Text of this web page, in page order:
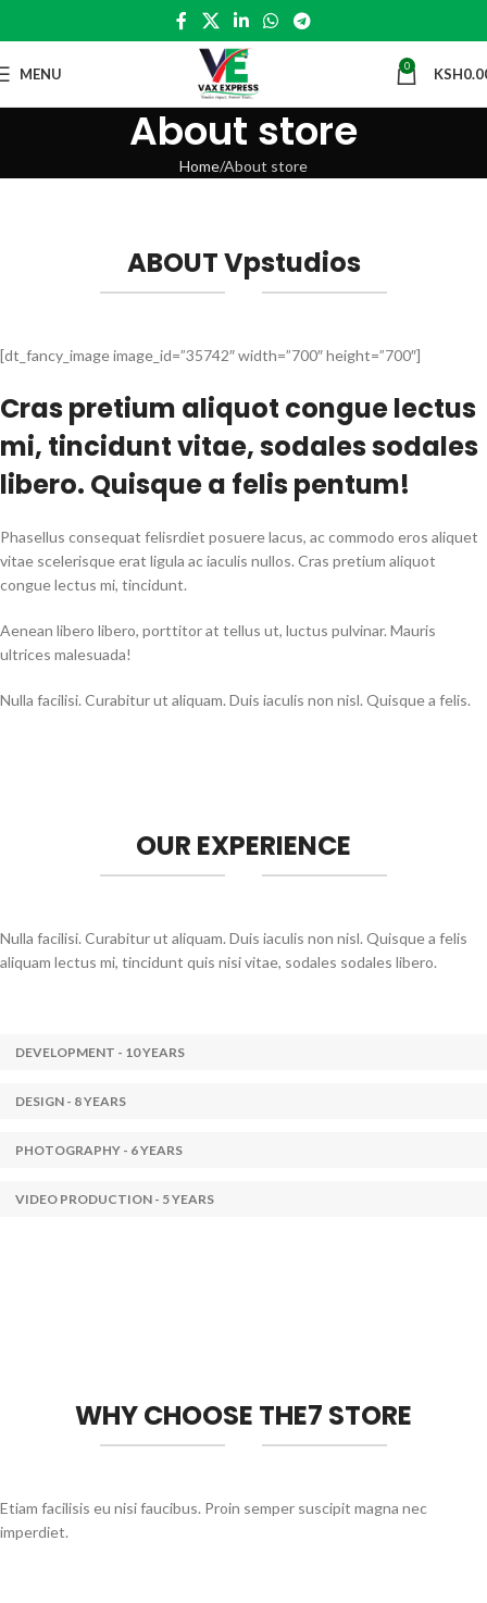
MENU 0 KSH
About store
Home About store
ABOUT Vpstudios
[dt_fancy_image image_id=”35742″ width=”700″ height=”700″]
Cras pretium aliquot congue lectus
mi, tincidunt vitae, sodales sodales
libero. Quisque a felis pentum!
Phasellus consequat felisrdiet posuere lacus, ac commodo eros aliquet
vitae scelerisque erat ligula ac iaculis nullos. Cras pretium aliquot
congue lectus mi, tincidunt.
Aenean libero libero, porttitor at tellus ut, luctus pulvinar. Mauris
ultrices malesuada!
Nulla facilisi. Curabitur ut aliquam. Duis iaculis non nisl. Quisque a felis.
OUR EXPERIENCE
Nulla facilisi. Curabitur ut aliquam. Duis iaculis non nisl. Quisque a felis
aliquam lectus mi, tincidunt quis nisi vitae, sodales sodales libero.
DEVELOPMENT - 10 YEARS
DESIGN - 8 YEARS
PHOTOGRAPHY - 6 YEARS
VIDEO PRODUCTION - 5 YEARS
WHY CHOOSE THE7 STORE
Etiam facilisis eu nisi faucibus. Proin semper suscipit magna nec
imperdiet.